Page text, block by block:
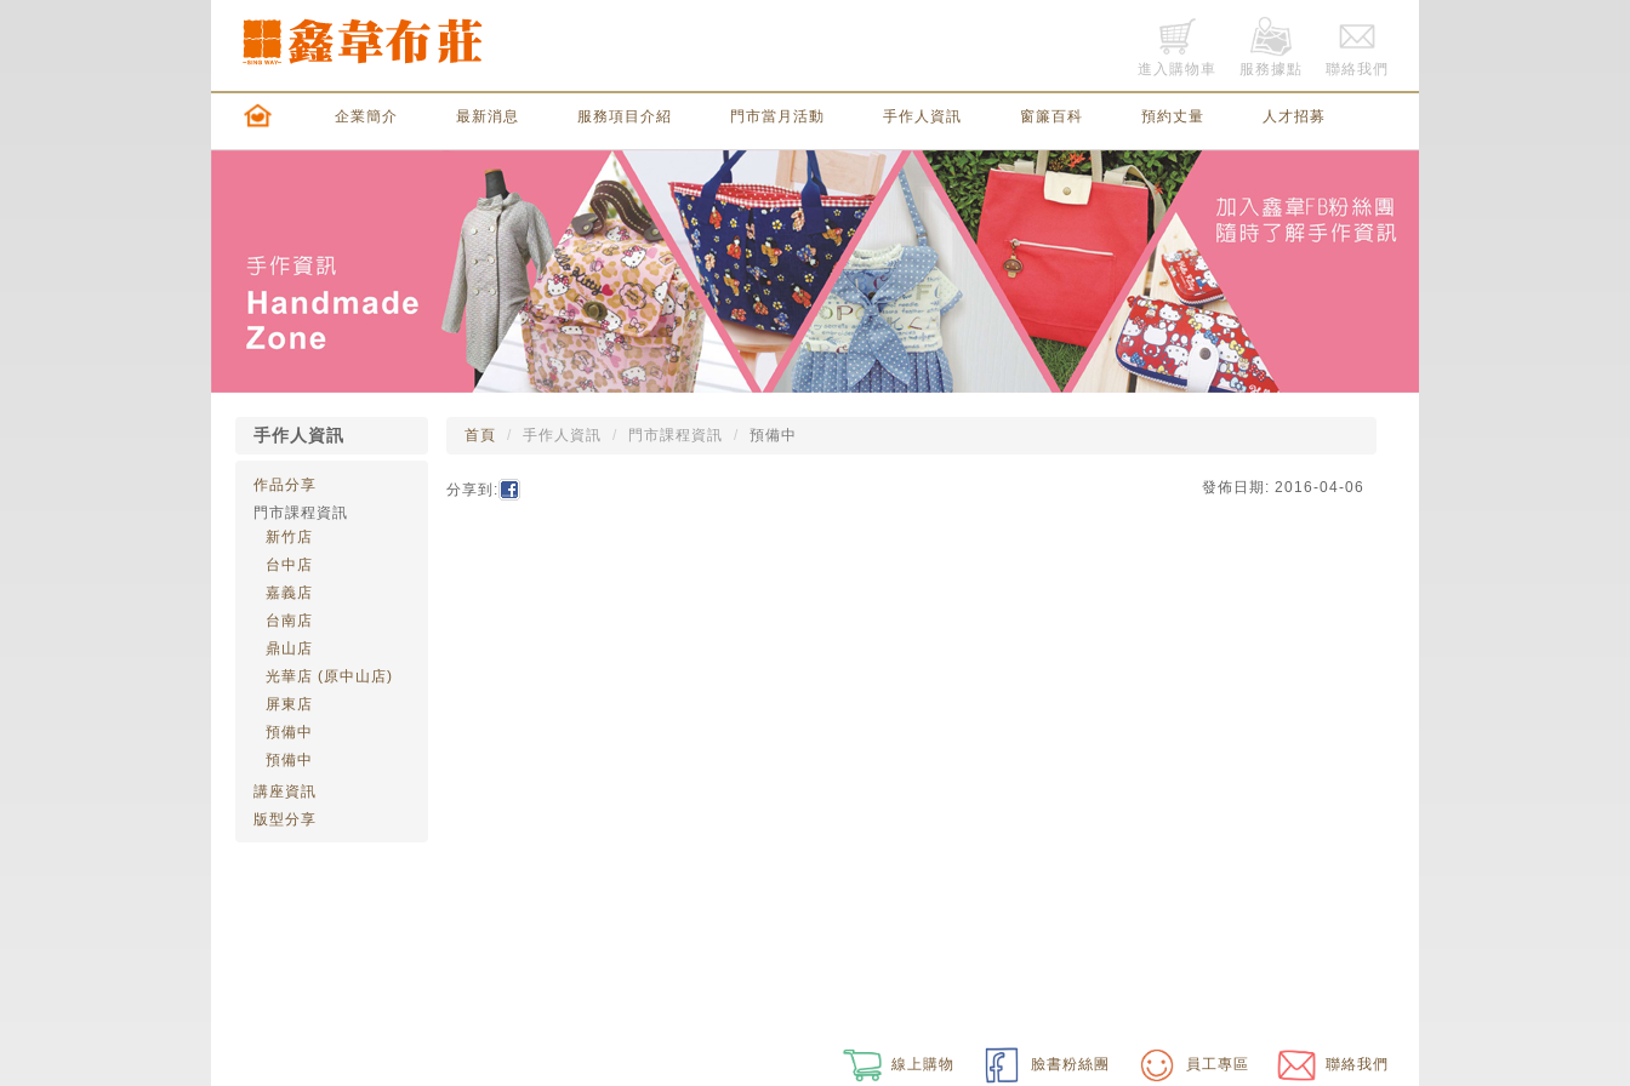
進入購物車 服務據點 聯絡我們
企業簡介 最新消息 服務項目介紹 門市當月活動 手作人資訊 窗簾百科 預約丈量 人才招募
手作人資訊
作品分享
門市課程資訊
新竹店
台中店
嘉義店
台南店
鼎山店
光華店 (原中山店)
屏東店
預備中
預備中
講座資訊
版型分享
首頁 手作人資訊 門市課程資訊 預備中
分享到: 發佈日期: 2016-04-06
線上購物 臉書粉絲團 員工專區 聯絡我們